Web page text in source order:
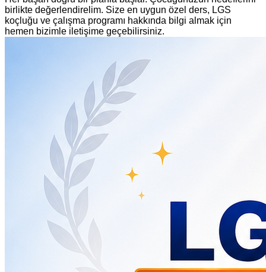
birlikte değerlendirelim. Size en uygun özel ders, LGS
koçluğu ve çalışma programı hakkında bilgi almak için
hemen bizimle iletişime geçebilirsiniz.